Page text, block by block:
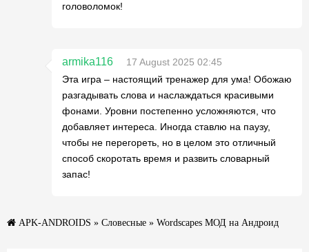
головоломок!
armika116
17 August 2025 02:45
Эта игра – настоящий тренажер для ума! Обожаю
разгадывать слова и наслаждаться красивыми
фонами. Уровни постепенно усложняются, что
добавляет интереса. Иногда ставлю на паузу,
чтобы не перегореть, но в целом это отличный
способ скоротать время и развить словарный
запас!
APK-ANDROIDS » Словесные » Wordscapes МОД на Андроид